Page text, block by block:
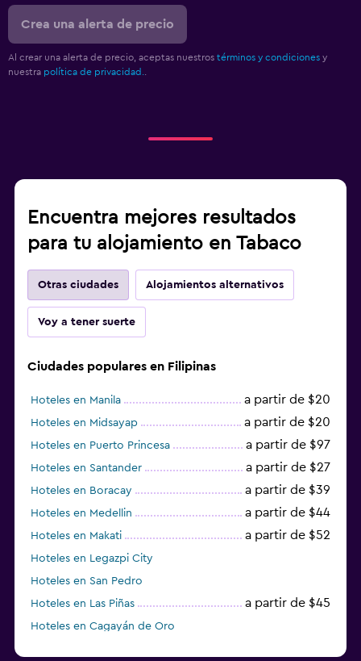
Crea una alerta de precio
Al crear una alerta de precio, aceptas nuestros términos y condiciones y
nuestra política de privacidad.
Encuentra mejores resultados
para tu alojamiento en Tabaco
Otras ciudades Alojamientos alternativos
Voy a tener suerte
Ciudades populares en Filipinas
Hoteles en Manila a partir de $20
Hoteles en Midsayap a partir de $20
Hoteles en Puerto Princesa a partir de $97
Hoteles en Santander a partir de $27
Hoteles en Boracay a partir de $39
Hoteles en Medellin a partir de $44
Hoteles en Makati a partir de $52
Hoteles en Legazpi City
Hoteles en San Pedro
Hoteles en Las Piñas
a partir de $45
Hoteles en Cagayán de Oro